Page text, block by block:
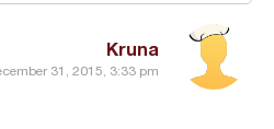
Kruna
31, 2015, 3:33 pm